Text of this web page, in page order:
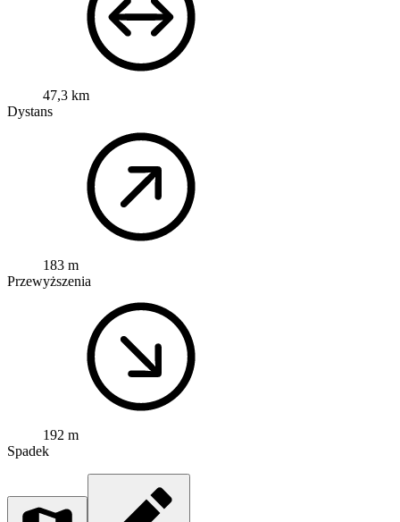
47,3 km
Dystans
183 m
Przewyższenia
192 m
Spadek